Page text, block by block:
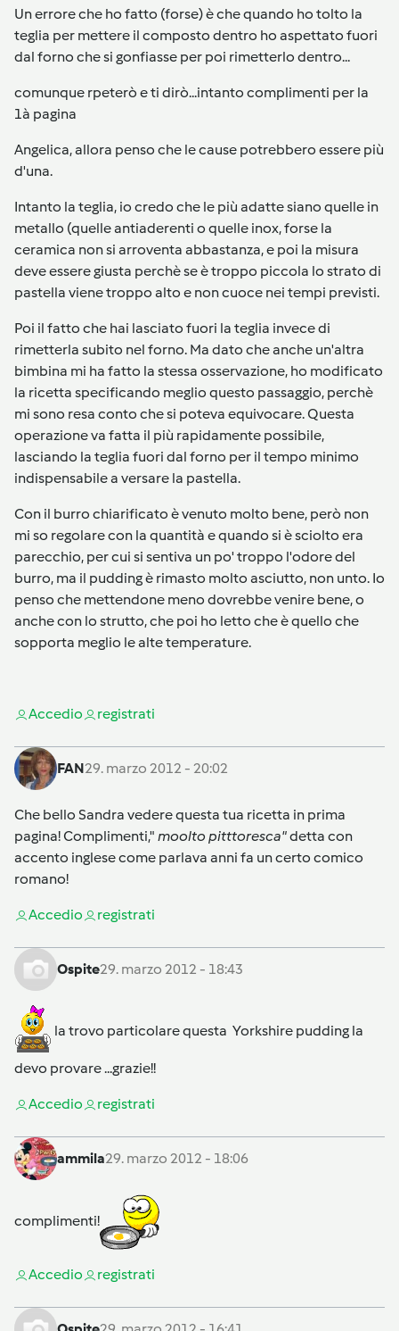
Un errore che ho fatto (forse) è che quando ho tolto la
teglia per mettere il composto dentro ho aspettato fuori
dal forno che si gonfiasse per poi rimetterlo dentro...
comunque rpeterò e ti dirò...intanto complimenti per la
1à pagina
Angelica, allora penso che le cause potrebbero essere più
d'una.
Intanto la teglia, io credo che le più adatte siano quelle in
metallo (quelle antiaderenti o quelle inox, forse la
ceramica non si arroventa abbastanza, e poi la misura
deve essere giusta perchè se è troppo piccola lo strato di
pastella viene troppo alto e non cuoce nei tempi previsti.
Poi il fatto che hai lasciato fuori la teglia invece di
rimetterla subito nel forno. Ma dato che anche un'altra
bimbina mi ha fatto la stessa osservazione, ho modificato
la ricetta specificando meglio questo passaggio, perchè
mi sono resa conto che si poteva equivocare. Questa
operazione va fatta il più rapidamente possibile,
lasciando la teglia fuori dal forno per il tempo minimo
indispensabile a versare la pastella.
Con il burro chiarificato è venuto molto bene, però non
mi so regolare con la quantità e quando si è sciolto era
parecchio, per cui si sentiva un po' troppo l'odore del
burro, ma il pudding è rimasto molto asciutto, non unto. Io
penso che mettendone meno dovrebbe venire bene, o
anche con lo strutto, che poi ho letto che è quello che
sopporta meglio le alte temperature.
Accedio registrati
FAN29. marzo 2012 - 20:02
Che bello Sandra vedere questa tua ricetta in prima
pagina! Complimenti," moolto pitttoresca"detta con
accento inglese come parlava anni fa un certo comico
romano!
Accedio registrati
Ospite29. marzo 2012 - 18:43
la trovo particolare questa Yorkshire pudding la
devo provare ...grazie!!
Accedio registrati
ammila29. marzo 2012 - 18:06
complimenti!
Accedio registrati